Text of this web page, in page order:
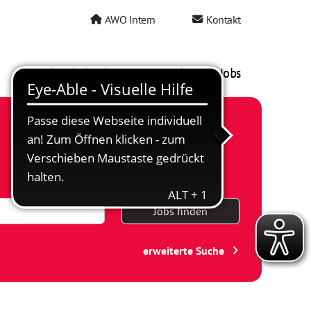
AWO Intern Kontakt
AWO als Arbeitgeber Mein AWO Jobs
Jobs finden
erweiterte Suche